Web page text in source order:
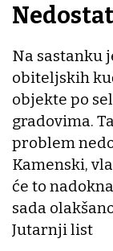
Na sastanku
obiteljskih
objekte po
gradovima.
problem
Kamenski,
će to
sada
Jutarnji list